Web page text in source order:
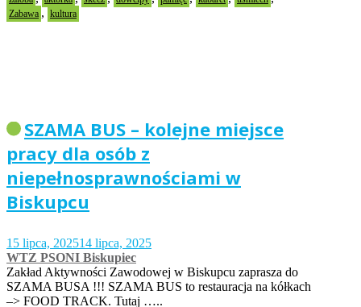
Zabawa , kultura
SZAMA BUS – kolejne miejsce
pracy dla osób z
niepełnosprawnościami w
Biskupcu
15 lipca, 202514 lipca, 2025
WTZ PSONI Biskupiec
Zakład Aktywności Zawodowej w Biskupcu zaprasza do
SZAMA BUSA !!! SZAMA BUS to restauracja na kółkach
–> FOOD TRACK. Tutaj …..